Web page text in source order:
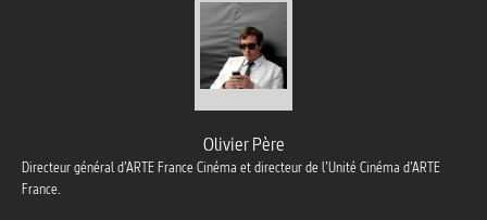
Olivier Père
Directeur général d’ARTE France Cinéma et directeur de l’Unité Cinéma d’ARTE
France.